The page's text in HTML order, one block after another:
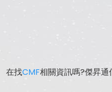
在找CMF相關資訊嗎?傑昇通